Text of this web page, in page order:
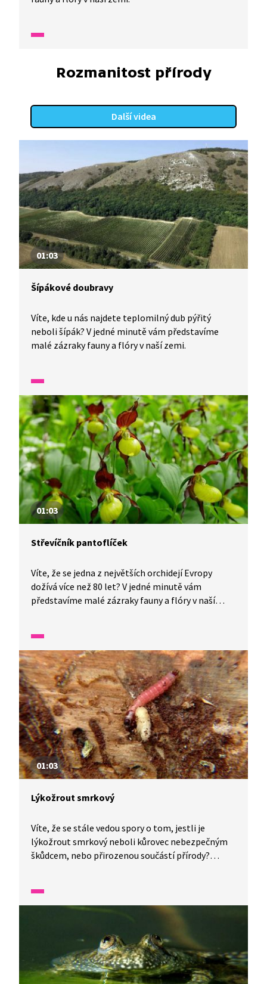
Rozmanitost přírody
Další videa
01:03
Šípákové doubravy
Víte, kde u nás najdete teplomilný dub pýřitý
neboli šípák? V jedné minutě vám představíme
malé zázraky fauny a flóry v naší zemi.
01:03
Střevíčník pantoflíček
Víte, že se jedna z největších orchidejí Evropy
dožívá více než 80 let? V jedné minutě vám
představíme malé zázraky fauny a flóry v naší
01:03
Lýkožrout smrkový
Víte, že se stále vedou spory o tom, jestli je
lýkožrout smrkový neboli kůrovec nebezpečným
škůdcem, nebo přirozenou součástí přírody?